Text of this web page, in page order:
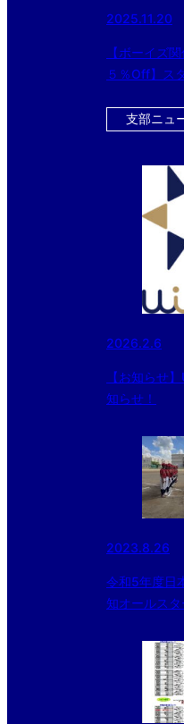
2025.11.20
【ボーイズ
５％Off】ス
ギフトのご
支部ニュ
2026.2.6
【お知らせ
知らせ！
2023.8.26
令和5年度日
知オールス